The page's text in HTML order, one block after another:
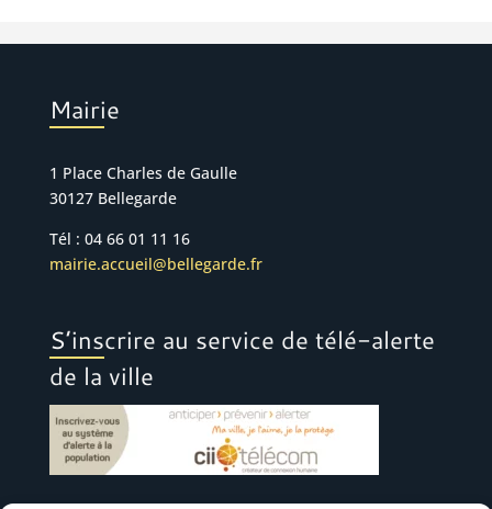
Mairie
1 Place Charles de Gaulle
30127 Bellegarde
Tél : 04 66 01 11 16
mairie.accueil@bellegarde.fr
S’inscrire au service de télé-alerte
de la ville